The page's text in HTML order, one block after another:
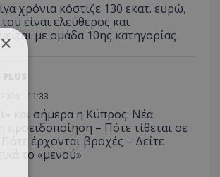
χρόνια κόστιζε 130 εκατ. ευρώ,
είναι ελεύθερος και
με ομάδα 10ης κατηγορίας
- 11:33
και σήμερα η Κύπρος: Νέα
προειδοποίηση – Πότε τίθεται σε
Πότε έρχονται βροχές – Δείτε
το «μενού»
×